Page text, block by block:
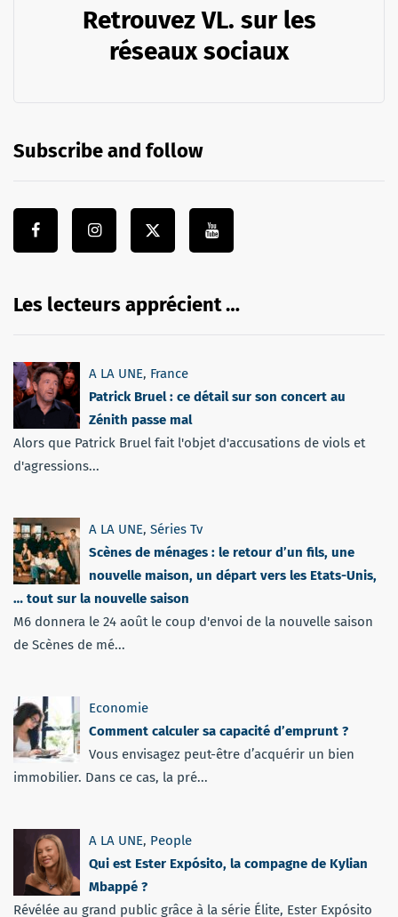
Retrouvez VL. sur les
réseaux sociaux
Subscribe and follow
Les lecteurs apprécient …
A LA UNE, France
Patrick Bruel : ce détail sur son concert au
Zénith passe mal
Alors que Patrick Bruel fait l'objet d'accusations de viols et
d'agressions...
A LA UNE, Séries Tv
Scènes de ménages : le retour d’un fils, une
nouvelle maison, un départ vers les Etats-Unis,
… tout sur la nouvelle saison
M6 donnera le 24 août le coup d'envoi de la nouvelle saison
de Scènes de mé...
Economie
Comment calculer sa capacité d’emprunt ?
Vous envisagez peut-être d’acquérir un bien
immobilier. Dans ce cas, la pré...
A LA UNE, People
Qui est Ester Expósito, la compagne de Kylian
Mbappé ?
Révélée au grand public grâce à la série Élite, Ester Expósito